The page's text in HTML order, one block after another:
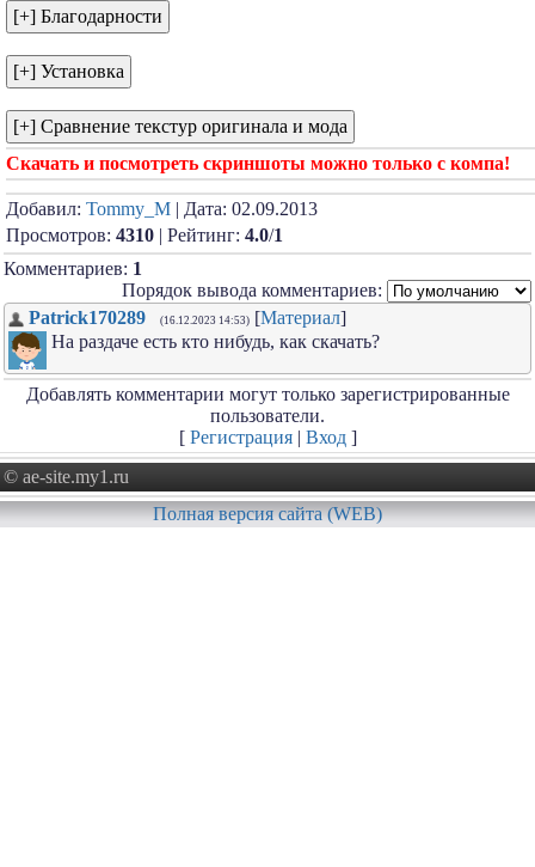
Скачать и посмотреть скриншоты можно только с компа!
Добавил: Tommy_M | Дата: 02.09.2013
Просмотров: 4310 | Рейтинг: 4.0/1
Комментариев: 1
Порядок вывода комментариев:
Patrick170289
(16.12.2023 14:53) [Материал]
На раздаче есть кто нибудь, как скачать?
Добавлять комментарии могут только зарегистрированные
пользователи.
[ Регистрация| Вход]
© ae-site.my1.ru
Полная версия сайта (WEB)